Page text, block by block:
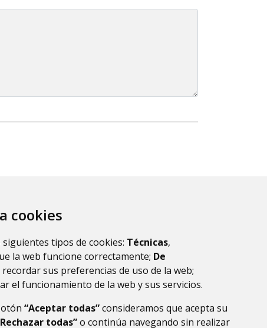
cookies
tipos de cookies: Técnicas,
la web funcione correctamente; De
sus preferencias de uso de la web;
el funcionamiento de la web y sus servicios.
“Aceptar todas”consideramos que acepta su
todas”o continúa navegando sin realizar